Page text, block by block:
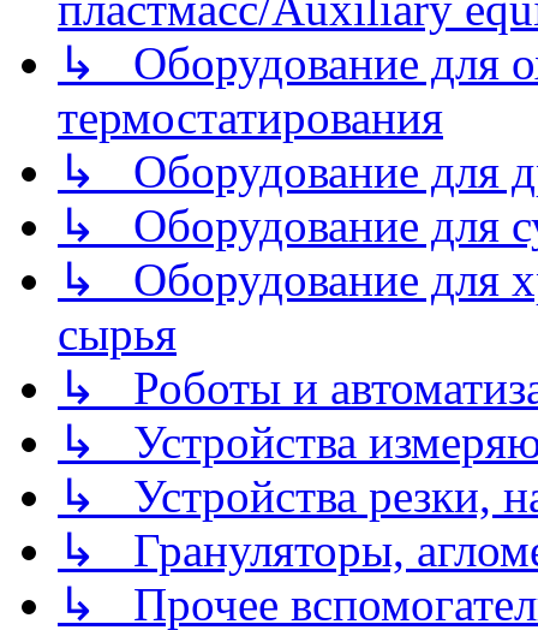
↳ Оборудование для
термостатирования
↳ Оборудование для
↳ Оборудование для
↳ Оборудование для
сырья
↳ Роботы и
↳ Устройства
↳ Устройства резки,
↳ Грануляторы,
↳ Прочее